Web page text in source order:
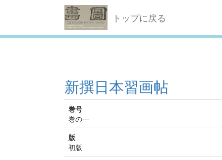
トップに戻る
新撰日本習画帖
巻号
巻の一
版
初版